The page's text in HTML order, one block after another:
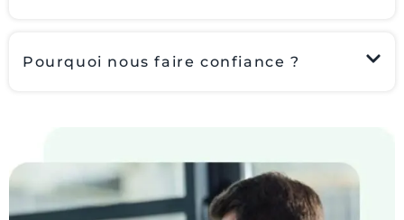
Pourquoi nous faire confiance ?